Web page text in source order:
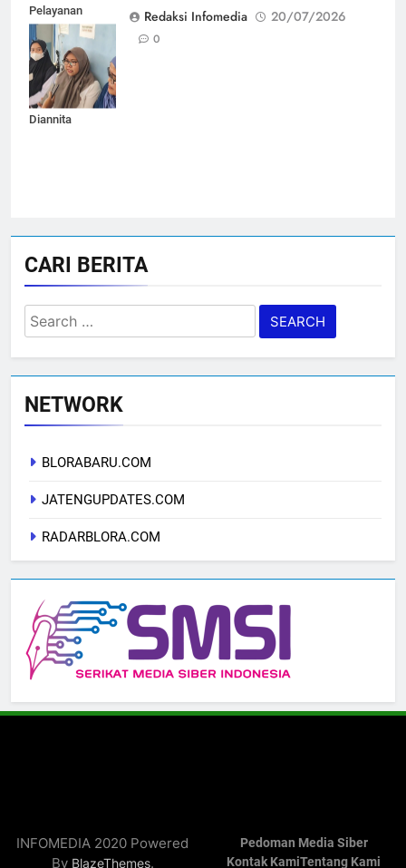
Pelayanan
Pemenuhan Gizi
(SPPG)
Kabupaten
Blora, Artika
Diannita
Redaksi Infomedia
20/07/2026
0
CARI BERITA
Search
for:
NETWORK
BLORABARU.COM
JATENGUPDATES.COM
RADARBLORA.COM
INFOMEDIA 2020 Powered
By BlazeThemes.
Pedoman Media Siber
Kontak KamiTentang Kami